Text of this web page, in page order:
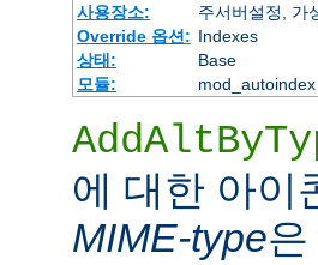
사용장소:
주서버설정, 가
Override 옵션: Indexes
상태:
Base
모듈:
mod_autoindex
에 대한 아이
MIME-type은